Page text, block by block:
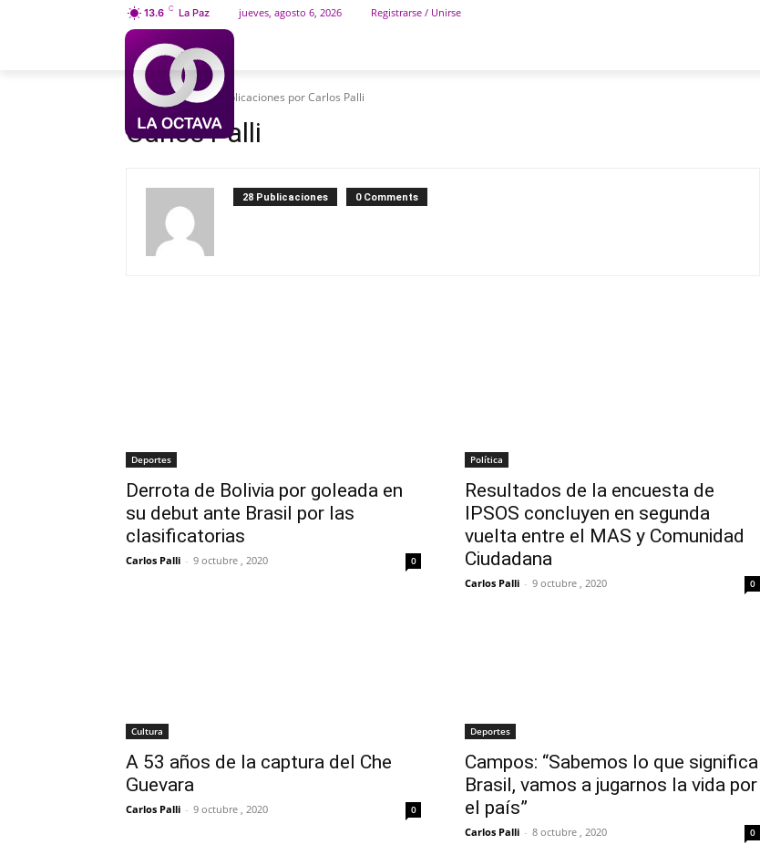
13.6 C La Paz jueves, agosto 6, 2026 Registrarse / Unirse
Inicio Autores Publicaciones por Carlos Palli
Carlos Palli
28 Publicaciones 0 Comments
Deportes
Derrota de Bolivia por goleada en
su debut ante Brasil por las
clasificatorias
Carlos Palli - 9 octubre , 2020 0
Política
Resultados de la encuesta de
IPSOS concluyen en segunda
vuelta entre el MAS y Comunidad
Ciudadana
Carlos Palli - 9 octubre , 2020 0
Cultura
A 53 años de la captura del Che
Guevara
Carlos Palli - 9 octubre , 2020 0
Deportes
Campos: “Sabemos lo que significa
Brasil, vamos a jugarnos la vida por
el país”
Carlos Palli - 8 octubre , 2020 0